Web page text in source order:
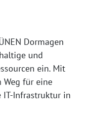
Dormagen
und
ein. Mit
Weg für eine
Infrastruktur in